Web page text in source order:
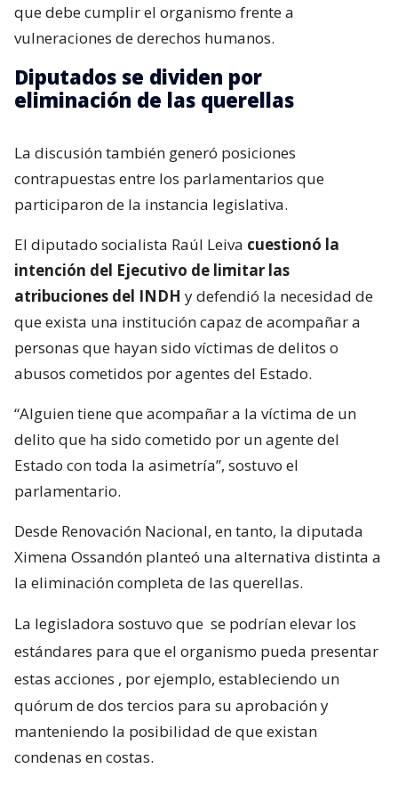
que debe cumplir el organismo frente a
vulneraciones de derechos humanos.
Diputados se dividen por
eliminación de las querellas
La discusión también generó posiciones
contrapuestas entre los parlamentarios que
participaron de la instancia legislativa.
El diputado socialista Raúl Leiva cuestionó la
intención del Ejecutivo de limitar las
atribuciones del INDH y defendió la necesidad de
que exista una institución capaz de acompañar a
personas que hayan sido víctimas de delitos o
abusos cometidos por agentes del Estado.
“Alguien tiene que acompañar a la víctima de un
delito que ha sido cometido por un agente del
Estado con toda la asimetría”, sostuvo el
parlamentario.
Desde Renovación Nacional, en tanto, la diputada
Ximena Ossandón planteó una alternativa distinta a
la eliminación completa de las querellas.
La legisladora sostuvo que se podrían elevar los
estándares para que el organismo pueda presentar
estas acciones , por ejemplo, estableciendo un
quórum de dos tercios para su aprobación y
manteniendo la posibilidad de que existan
condenas en costas.